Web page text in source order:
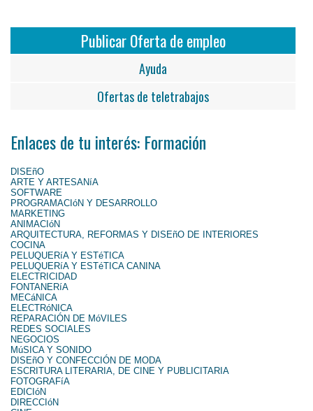
Publicar Oferta de empleo
Ayuda
Ofertas de teletrabajos
Enlaces de tu interés: Formación
DISEñO
ARTE Y ARTESANíA
SOFTWARE
PROGRAMACIóN Y DESARROLLO
MARKETING
ANIMACIóN
ARQUITECTURA, REFORMAS Y DISEñO DE INTERIORES
COCINA
PELUQUERíA Y ESTéTICA
PELUQUERíA Y ESTéTICA CANINA
ELECTRICIDAD
FONTANERíA
MECáNICA
ELECTRóNICA
REPARACIÓN DE MóVILES
REDES SOCIALES
NEGOCIOS
MúSICA Y SONIDO
DISEñO Y CONFECCIÓN DE MODA
ESCRITURA LITERARIA, DE CINE Y PUBLICITARIA
FOTOGRAFíA
EDICIóN
DIRECCIóN